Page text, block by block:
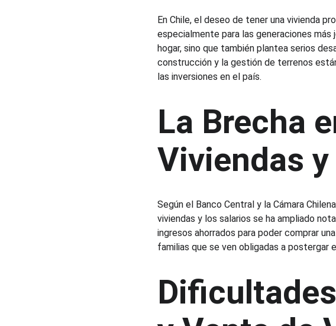
En Chile, el deseo de tener una vivienda
especialmente para las generaciones
hogar, sino que también plantea serios
construcción y la gestión de terrenos
las inversiones en el país.
La Brecha
Viviendas
Según el Banco Central y la Cámara
viviendas y los salarios se ha ampliado
ingresos ahorrados para poder comprar
familias que se ven obligadas a postergar